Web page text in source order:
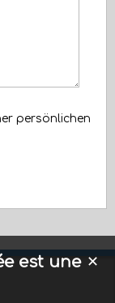
persönlichen
✕
est une